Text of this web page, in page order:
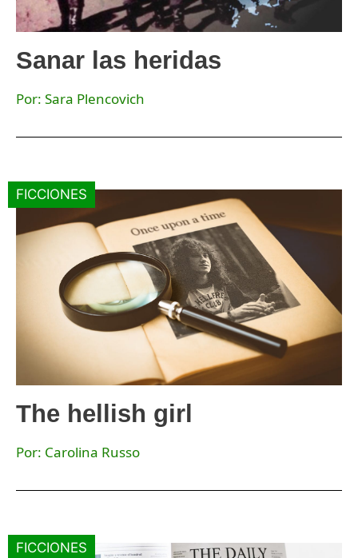
Sanar las heridas
Por: Sara Plencovich
FICCIONES
The hellish girl
Por: Carolina Russo
FICCIONES